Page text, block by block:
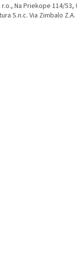
r.o., Na Priekope 114/53,
S.n.c. Via Zimbalo